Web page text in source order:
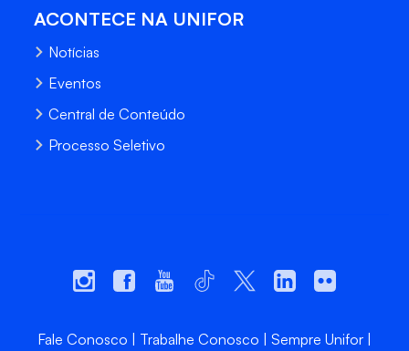
ACONTECE NA UNIFOR
Notícias
Eventos
Central de Conteúdo
Processo Seletivo
Fale Conosco Trabalhe Conosco
Sempre Unifor